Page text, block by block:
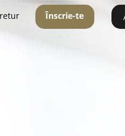
Înscrie-te